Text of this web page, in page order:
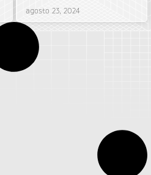
agosto 23, 2024